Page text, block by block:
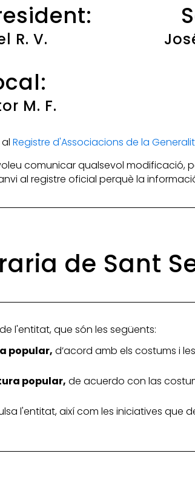
R. V.
M. F.
Registre d'Associacions de la
comunicar qualsevol modificació,
al registre oficial perquè la
de Sant
l'entitat, que són les següents:
popular, d’acord amb els costums i
popular, de acuerdo con las
l'entitat, així com les iniciatives que